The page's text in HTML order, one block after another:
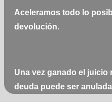
Aceleramos todo lo
devolución.
Una vez ganado el
deuda puede ser